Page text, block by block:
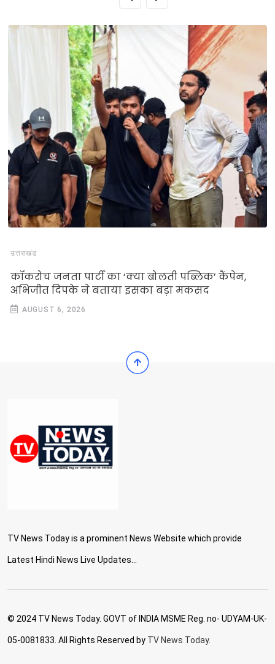
उत्तराखंड
कॉकरोच जनता पार्टी का ‘क्या बोलती पब्लिक’ कैंपेन,
अभिजीत दिपके ने बताया इसका बड़ा मकसद
AUGUST 6, 2026
TV News Today is a prominent News Website which provide
Latest Hindi News Live Updates...
© 2024 TV News Today. GOVT of INDIA MSME Reg. no- UDYAM-UK-
05-0081833. All Rights Reserved by TV News Today.